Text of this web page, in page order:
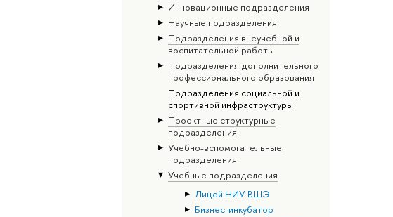
Инновационные подразделения
Научные подразделения
Подразделения внеучебной и
воспитательной работы
Подразделения дополнительного
профессионального образования
Подразделения социальной и
спортивной инфраструктуры
Проектные структурные
подразделения
Учебно-вспомогательные
подразделения
Учебные подразделения
Лицей НИУ ВШЭ
Бизнес-инкубатор